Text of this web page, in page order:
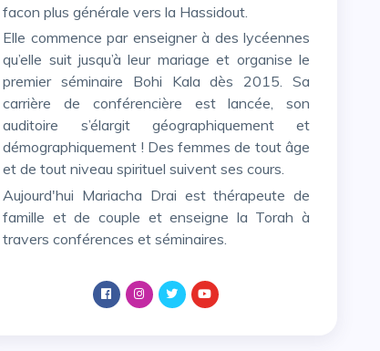
facon plus générale vers la Hassidout.
Elle commence par enseigner à des lycéennes
qu’elle suit jusqu’à leur mariage et organise le
premier séminaire Bohi Kala dès 2015. Sa
carrière de conférencière est lancée, son
auditoire s’élargit géographiquement et
démographiquement ! Des femmes de tout âge
et de tout niveau spirituel suivent ses cours.
Aujourd'hui Mariacha Drai est thérapeute de
famille et de couple et enseigne la Torah à
travers conférences et séminaires.